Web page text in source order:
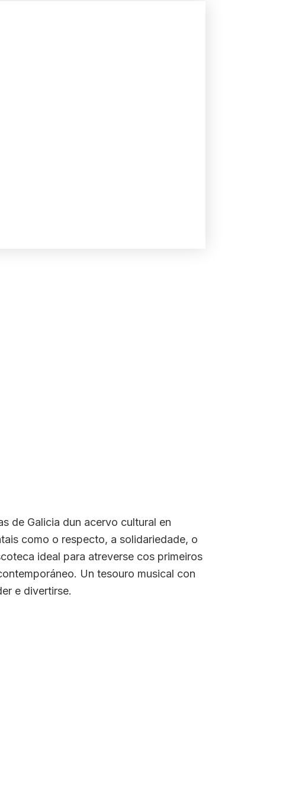
de Galicia dun acervo cultural en
como o respecto, a solidariedade, o
ideal para atreverse cos primeiros
Un tesouro musical con
e divertirse.